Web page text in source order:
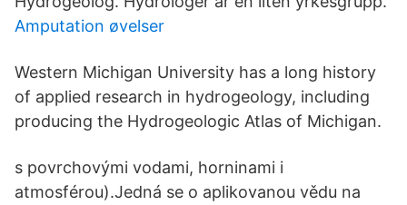
Amputation øvelser
Western Michigan University has a long history
of applied research in hydrogeology, including
producing the Hydrogeologic Atlas of Michigan.
s povrchovými vodami, horninami i
atmosférou).Jedná se o aplikovanou vědu na